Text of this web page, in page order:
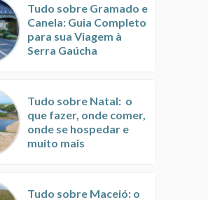
Tudo sobre Gramado e
Canela: Guia Completo
para sua Viagem à
Serra Gaúcha
Tudo sobre Natal: o
que fazer, onde comer,
onde se hospedar e
muito mais
Tudo sobre Maceió: o